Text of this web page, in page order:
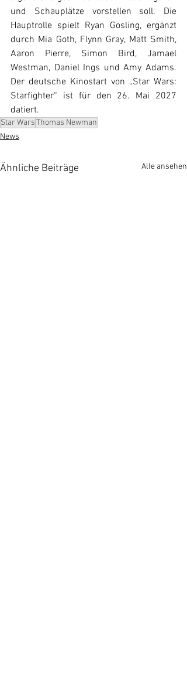
und Schauplätze vorstellen soll. Die
Hauptrolle spielt Ryan Gosling, ergänzt
durch Mia Goth, Flynn Gray, Matt Smith,
Aaron Pierre, Simon Bird, Jamael
Westman, Daniel Ings und Amy Adams.
Der deutsche Kinostart von „Star Wars:
Starfighter“ ist für den 26. Mai 2027
datiert.
Star WarsThomas Newman
News
Ähnliche Beiträge Alle ansehen